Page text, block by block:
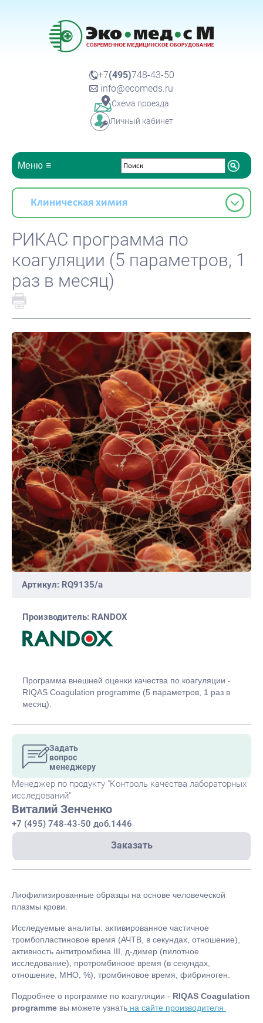
+7(495)748-43-50
info@ecomeds.ru
Схема проезда
Личный кабинет
Меню
Клиническая химия
РИКАС программа по
коагуляции (5 параметров, 1
раз в месяц)
Артикул: RQ9135/a
Производитель: RANDOX
Программа внешней оценки качества по коагуляции -
RIQAS Сoagulation programme (5 параметров, 1 раз в
месяц).
Задать
вопрос
менеджеру
Менеджер по продукту "Контроль качества лабораторных
исследований"
Виталий Зенченко
+7 (495) 748-43-50 доб.1446
Заказать
Лиофилизированные образцы на основе человеческой
плазмы крови.
Исследуемые аналиты: активированное частичное
тромбопластиновое время (АЧТВ, в секундах, отношение),
активность антитромбина III, д-димер (пилотное
исследование), протромбиноое время (в секундах,
отношение, МНО, %), тромбиновое время, фибриноген.
Подробнее о программе по коагуляции - RIQAS Сoagulation
programme вы можете узнать на сайте производителя